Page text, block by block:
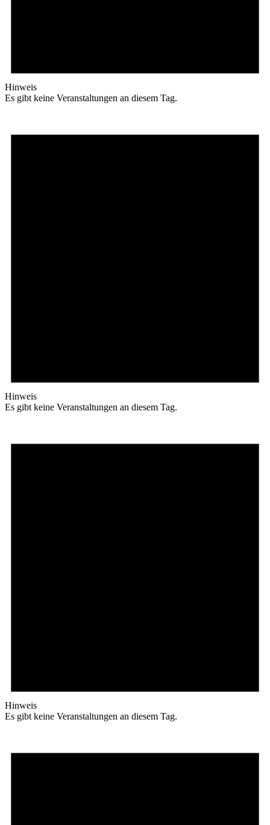
Hinweis
Es gibt keine Veranstaltungen an diesem Tag.
Hinweis
Es gibt keine Veranstaltungen an diesem Tag.
Hinweis
Es gibt keine Veranstaltungen an diesem Tag.